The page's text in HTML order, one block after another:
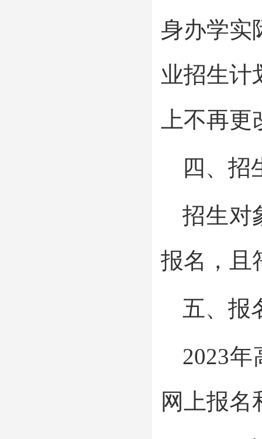
身办学实
业招生计
上不再更
四、招
招生对
报名，且
五、报
2023
网上报名